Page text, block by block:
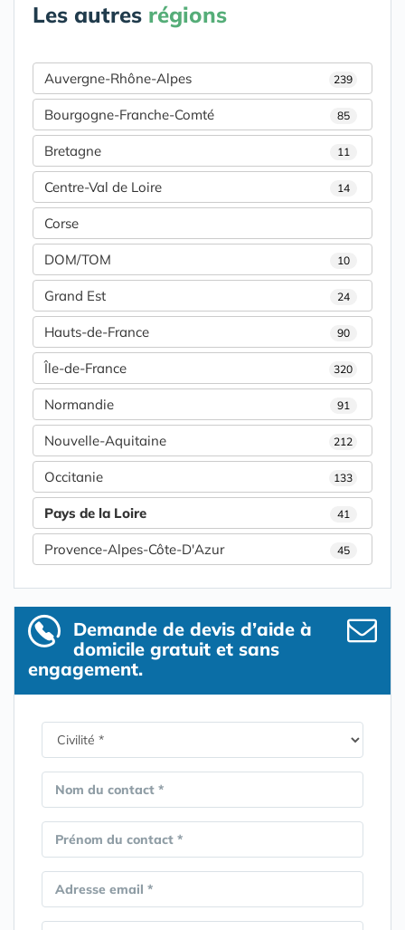
Les autres régions
Auvergne-Rhône-Alpes 239
Bourgogne-Franche-Comté 85
Bretagne 11
Centre-Val de Loire 14
Corse
DOM/TOM 10
Grand Est 24
Hauts-de-France 90
Île-de-France 320
Normandie 91
Nouvelle-Aquitaine 212
Occitanie 133
Pays de la Loire 41
Provence-Alpes-Côte-D'Azur 45
Demande de devis d’aide à
domicile gratuit et sans
engagement.
Nom du contact *
Prénom du contact *
Adresse email *